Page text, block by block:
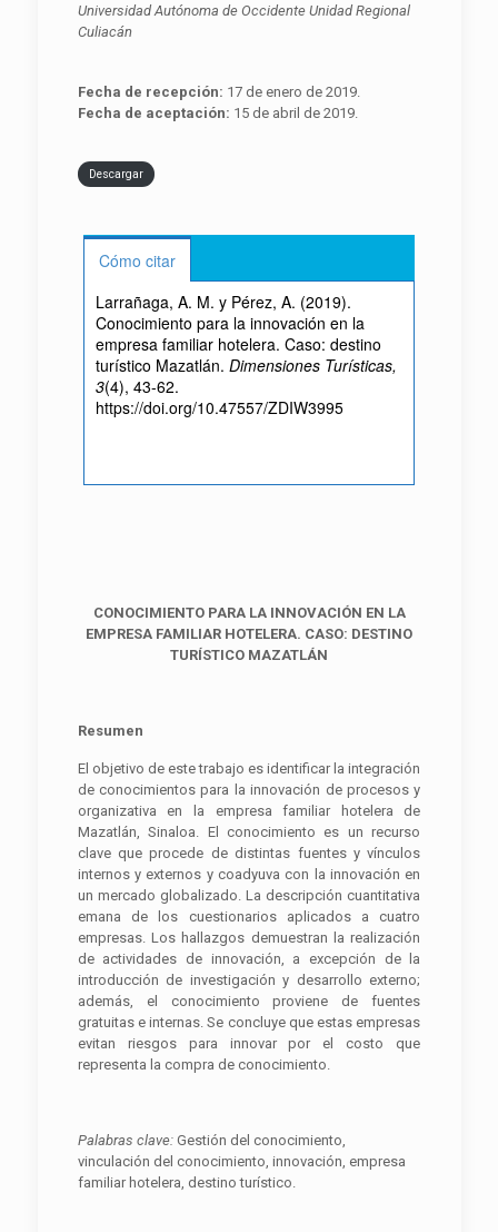
Universidad Autónoma de Occidente Unidad Regional
Culiacán
Fecha de recepción: 17 de enero de 2019.
Fecha de aceptación: 15 de abril de 2019.
Descargar
Cómo citar
Larrañaga, A. M. y Pérez, A. (2019).
Conocimiento para la innovación en la
empresa familiar hotelera. Caso: destino
turístico Mazatlán. Dimensiones Turísticas,
3(4), 43-62.
https://doi.org/10.47557/ZDIW3995
CONOCIMIENTO PARA LA INNOVACIÓN EN LA
EMPRESA FAMILIAR HOTELERA. CASO: DESTINO
TURÍSTICO MAZATLÁN
Resumen
El objetivo de este trabajo es identificar la integración
de conocimientos para la innovación de procesos y
organizativa en la empresa familiar hotelera de
Mazatlán, Sinaloa. El conocimiento es un recurso
clave que procede de distintas fuentes y vínculos
internos y externos y coadyuva con la innovación en
un mercado globalizado. La descripción cuantitativa
emana de los cuestionarios aplicados a cuatro
empresas. Los hallazgos demuestran la realización
de actividades de innovación, a excepción de la
introducción de investigación y desarrollo externo;
además, el conocimiento proviene de fuentes
gratuitas e internas. Se concluye que estas empresas
evitan riesgos para innovar por el costo que
representa la compra de conocimiento.
Palabras clave: Gestión del conocimiento,
vinculación del conocimiento, innovación, empresa
familiar hotelera, destino turístico.